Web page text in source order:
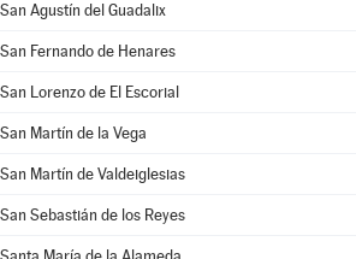
San Agustín del Guadalix
San Fernando de Henares
San Lorenzo de El Escorial
San Martín de la Vega
San Martín de Valdeiglesias
San Sebastián de los Reyes